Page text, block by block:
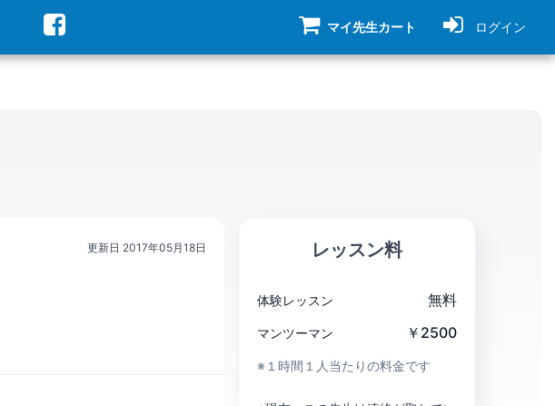
マイ先生カート ログイン
更新日 2017年05月18日 レッスン料
体験レッスン 無料
マンツーマン ￥2500
※１時間１人当たりの料金です